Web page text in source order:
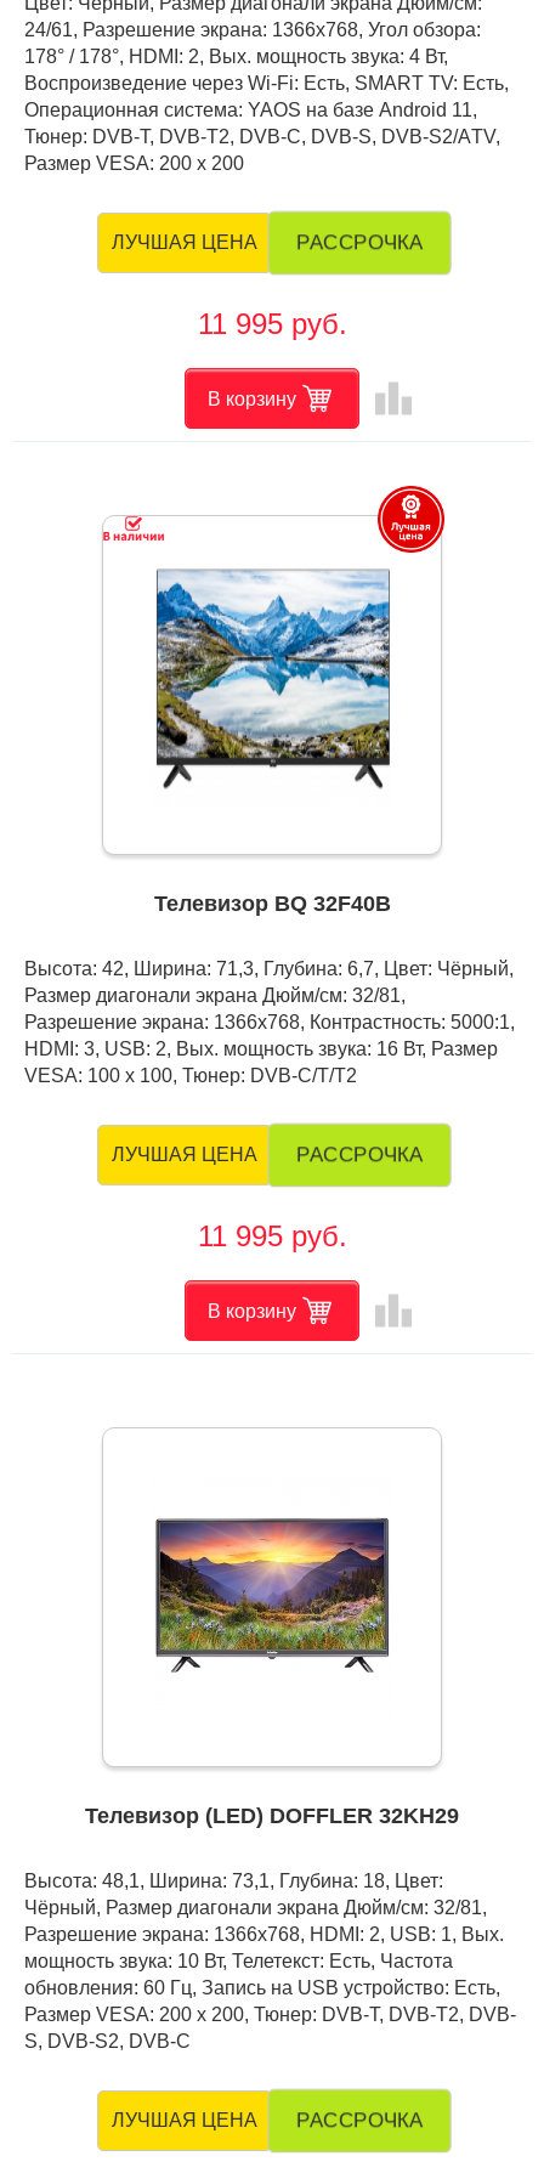
24/61, Разрешение экрана: 1366x768, Угол обзора:
178° / 178°, HDMI: 2, Вых. мощность звука: 4 Вт,
Воспроизведение через Wi-Fi: Есть, SMART TV: Есть,
Операционная система: YAOS на базе Android 11,
Тюнер: DVB-T, DVB-T2, DVB-C, DVB-S, DVB-S2/АTV,
Размер VESA: 200 х 200
ЛУЧШАЯ ЦЕНА РАССРОЧКА
11 995 руб.
В корзину leaderboard
Телевизор BQ 32F40B
Высота: 42, Ширина: 71,3, Глубина: 6,7, Цвет: Чёрный,
Размер диагонали экрана Дюйм/см: 32/81,
Разрешение экрана: 1366x768, Контрастность: 5000:1,
HDMI: 3, USB: 2, Вых. мощность звука: 16 Вт, Размер
VESA: 100 х 100, Тюнер: DVB-C/T/T2
ЛУЧШАЯ ЦЕНА РАССРОЧКА
11 995 руб.
В корзину leaderboard
Телевизор (LED) DOFFLER 32KH29
Высота: 48,1, Ширина: 73,1, Глубина: 18, Цвет:
Чёрный, Размер диагонали экрана Дюйм/см: 32/81,
Разрешение экрана: 1366x768, HDMI: 2, USB: 1, Вых.
мощность звука: 10 Вт, Телетекст: Есть, Частота
обновления: 60 Гц, Запись на USB устройство: Есть,
Размер VESA: 200 x 200, Тюнер: DVB-T, DVB-T2, DVB-
S, DVB-S2, DVB-C
ЛУЧШАЯ ЦЕНА РАССРОЧКА